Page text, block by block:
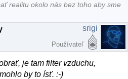
realitu okolo nás bez toho aby sme
srigi
Používateľ
je tam filter vzduchu,
by to ísť. :-)